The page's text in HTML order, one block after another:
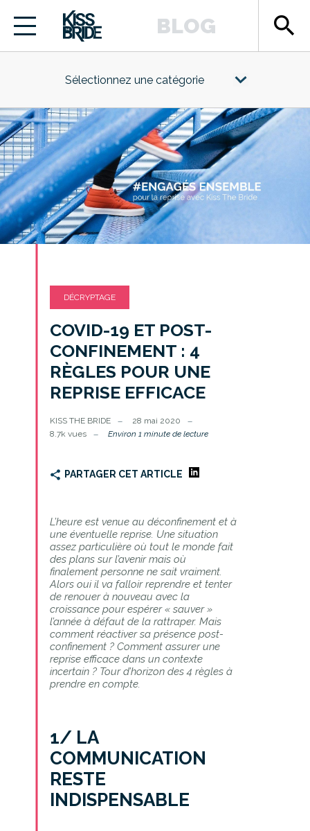
BLOG search
Sélectionnez une catégorie
DÉCRYPTAGE
COVID-19 ET POST-
CONFINEMENT : 4
RÈGLES POUR UNE
REPRISE EFFICACE
KISS THE BRIDE
28 mai 2020
8.7k vues
Environ 1 minute de lecture
PARTAGER CET ARTICLE
L’heure est venue au déconfinement et à
une éventuelle reprise. Une situation
assez particulière où tout le monde fait
des plans sur l’avenir mais où
finalement personne ne sait vraiment.
Alors oui il va falloir reprendre et tenter
de renouer à nouveau avec la
croissance pour espérer « sauver »
l’année à défaut de la rattraper. Mais
comment réactiver sa présence post-
confinement ? Comment assurer une
reprise efficace dans un contexte
incertain ? Tour d’horizon des 4 règles à
prendre en compte.
1/ LA
COMMUNICATION
RESTE
INDISPENSABLE